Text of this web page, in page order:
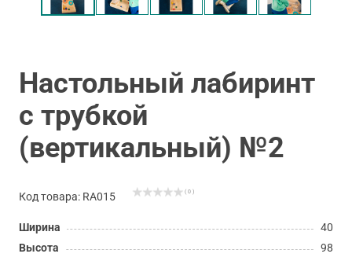
Настольный лабиринт
с трубкой
(вертикальный) №2
Код товара: RA015 ( 0 )
Ширина
40
Высота
98